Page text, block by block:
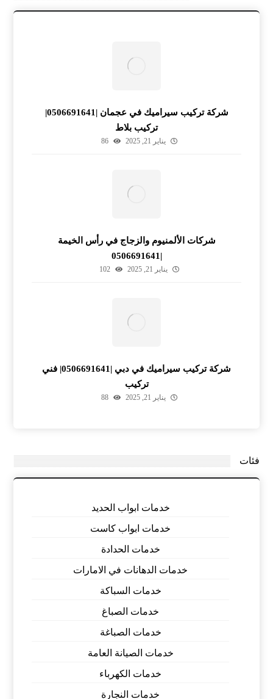
شركة تركيب سيراميك في عجمان |0506691641|
تركيب بلاط
يناير 21, 2025 86
شركات الألمنيوم والزجاج في رأس الخيمة
|0506691641
يناير 21, 2025 102
شركة تركيب سيراميك في دبي |0506691641| فني
تركيب
يناير 21, 2025 88
فئات
خدمات ابواب الحديد
خدمات ابواب كاست
خدمات الحدادة
خدمات الدهانات في الامارات
خدمات السباكة
خدمات الصباغ
خدمات الصباغة
خدمات الصيانة العامة
خدمات الكهرباء
خدمات النجارة